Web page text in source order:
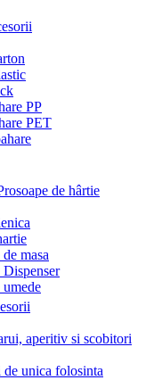
PP
PET
de hârtie
masa
Dispenser
umede
aperitiv si scobitori
de unica folosinta